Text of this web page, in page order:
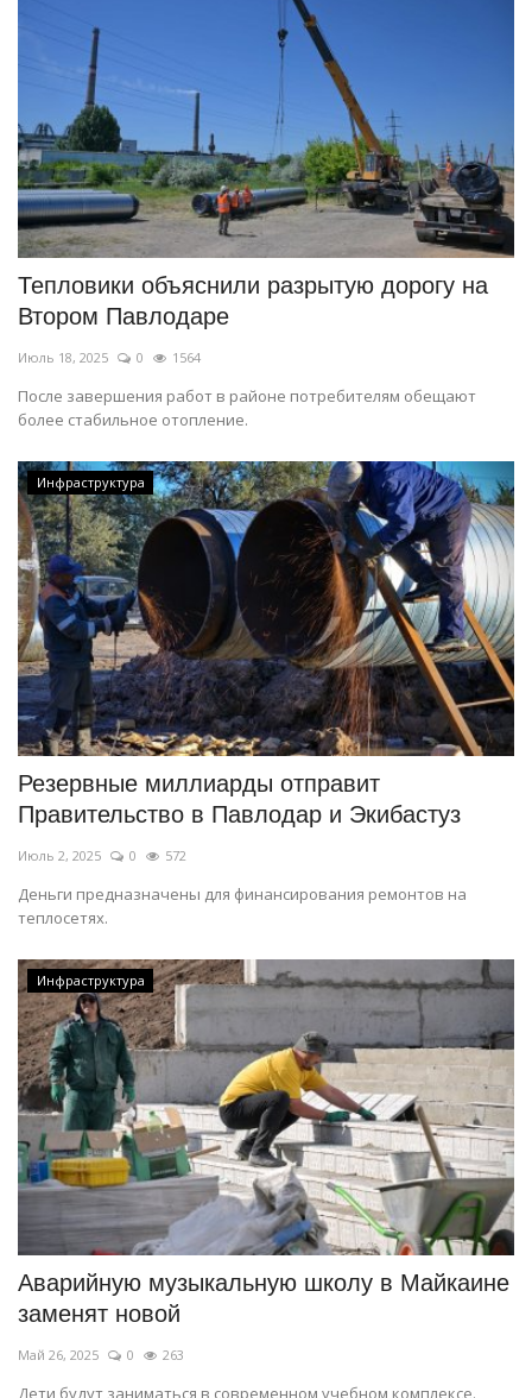
Тепловики объяснили разрытую дорогу на
Втором Павлодаре
Июль 18, 2025 0 1564
После завершения работ в районе потребителям обещают
более стабильное отопление.
Инфраструктура
Резервные миллиарды отправит
Правительство в Павлодар и Экибастуз
Июль 2, 2025 0 572
Деньги предназначены для финансирования ремонтов на
теплосетях.
Инфраструктура
Аварийную музыкальную школу в Майкаине
заменят новой
Май 26, 2025 0 263
Дети будут заниматься в современном учебном комплексе.